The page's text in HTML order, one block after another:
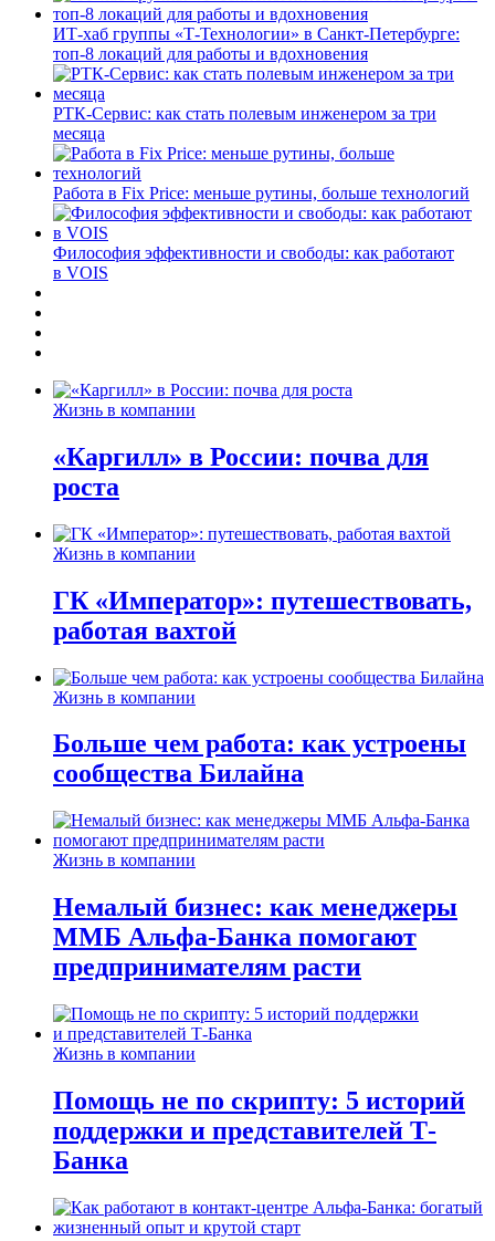
ИТ-хаб группы «Т-Технологии» в Санкт-Петербурге:
топ-8 локаций для работы и вдохновения
РТК-Сервис: как стать полевым инженером за три
месяца
Работа в Fix Price: меньше рутины, больше технологий
Философия эффективности и свободы: как работают
в VOIS
Жизнь в компании
«Каргилл» в России: почва для
роста
Жизнь в компании
ГК «Император»: путешествовать,
работая вахтой
Жизнь в компании
Больше чем работа: как устроены
сообщества Билайна
Жизнь в компании
Немалый бизнес: как менеджеры
ММБ Альфа-Банка помогают
предпринимателям расти
Жизнь в компании
Помощь не по скрипту: 5 историй
поддержки и представителей Т-
Банка